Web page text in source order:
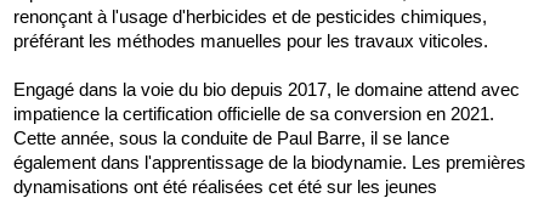
renonçant à l'usage d'herbicides et de pesticides chimiques,
préférant les méthodes manuelles pour les travaux viticoles.
Engagé dans la voie du bio depuis 2017, le domaine attend avec
impatience la certification officielle de sa conversion en 2021.
Cette année, sous la conduite de Paul Barre, il se lance
également dans l'apprentissage de la biodynamie. Les premières
dynamisations ont été réalisées cet été sur les jeunes